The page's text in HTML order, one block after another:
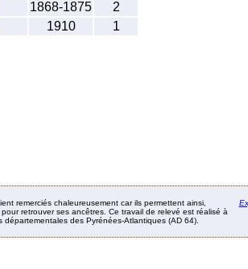
1868-1875
2
1910 1
remerciés chaleureusement car ils permettent ainsi,
retrouver ses ancêtres. Ce travail de relevé est réalisé à
des Pyrénées-Atlantiques (AD 64).